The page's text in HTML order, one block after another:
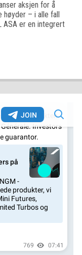
aksjen for å
høyder – i alle fall
ASA er en integrert